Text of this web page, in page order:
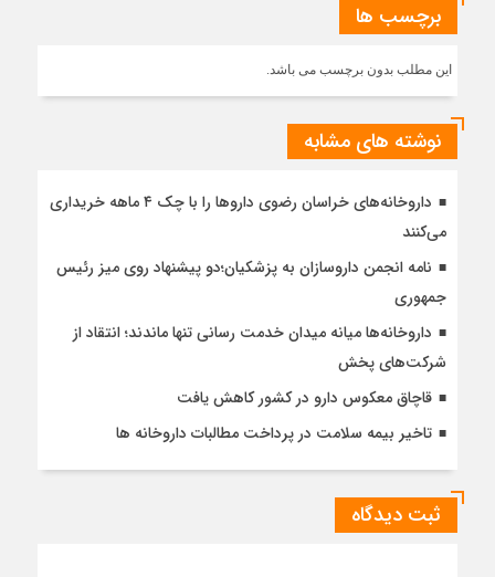
برچسب ها
این مطلب بدون برچسب می باشد.
نوشته های مشابه
داروخانه‌های خراسان رضوی داروها را با چک ۴ ماهه خریداری
می‌کنند
نامه انجمن داروسازان به پزشکیان؛دو پیشنهاد روی میز رئیس
جمهوری
داروخانه‌ها میانه میدان خدمت رسانی تنها ماندند؛ انتقاد از
شرکت‌های پخش
قاچاق معکوس دارو در کشور کاهش یافت
تاخیر بیمه سلامت در پرداخت مطالبات داروخانه ها
ثبت دیدگاه